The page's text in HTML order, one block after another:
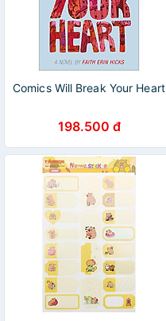
Comics Will Break Your Heart
198.500 đ